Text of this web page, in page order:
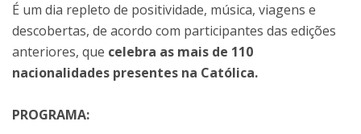
É um dia repleto de positividade, música, viagens e
descobertas, de acordo com participantes das edições
anteriores, que celebra as mais de 110
nacionalidades presentes na Católica.
PROGRAMA: